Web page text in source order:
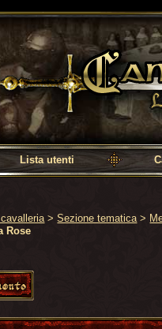
della cavalleria
Lista utenti
>Sezione tematica >
Rose